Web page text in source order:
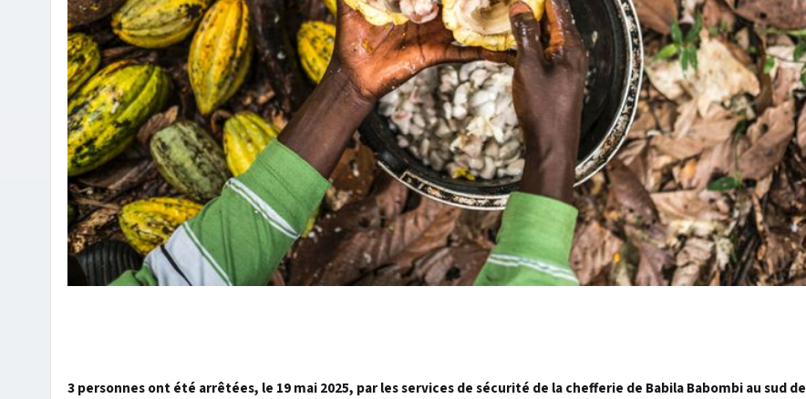
3 personnes ont été arrêtées, le 19 mai 2025, par les services de sécurité de la chefferie de Babila Babombi au sud de